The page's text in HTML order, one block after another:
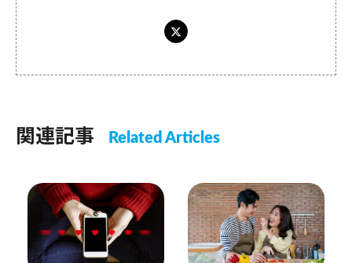
関連記事 Related Articles